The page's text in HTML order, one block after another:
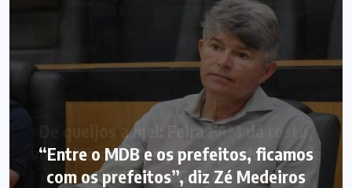
“Entre o MDB e os prefeitos, ficamos
com os prefeitos”, diz Zé Medeiros